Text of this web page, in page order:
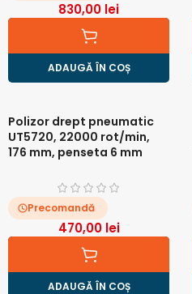
830,00 lei
ADAUGĂ ÎN COȘ
Polizor drept pneumatic
UT5720, 22000 rot/min,
176 mm, penseta 6 mm
Precomandă
470,00 lei
ADAUGĂ ÎN COȘ